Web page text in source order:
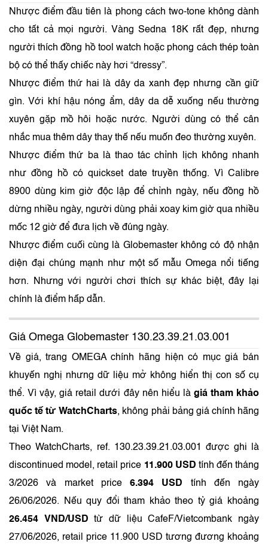
Nhược điểm đầu tiên là phong cách two-tone không dành
cho tất cả mọi người. Vàng Sedna 18K rất đẹp, nhưng
người thích đồng hồ tool watch hoặc phong cách thép toàn
bộ có thể thấy chiếc này hơi “dressy”.
Nhược điểm thứ hai là dây da xanh đẹp nhưng cần giữ
gìn. Với khí hậu nóng ẩm, dây da dễ xuống nếu thường
xuyên gặp mồ hôi hoặc nước. Người dùng có thể cân
nhắc mua thêm dây thay thế nếu muốn đeo thường xuyên.
Nhược điểm thứ ba là thao tác chỉnh lịch không nhanh
như đồng hồ có quickset date truyền thống. Vì Calibre
8900 dùng kim giờ độc lập để chỉnh ngày, nếu đồng hồ
dừng nhiều ngày, người dùng phải xoay kim giờ qua nhiều
mốc 12 giờ để đưa lịch về đúng ngày.
Nhược điểm cuối cùng là Globemaster không có độ nhận
diện đại chúng mạnh như một số mẫu Omega nổi tiếng
hơn. Nhưng với người chơi thích sự khác biệt, đây lại
chính là điểm hấp dẫn.
Giá Omega Globemaster 130.23.39.21.03.001
Về giá, trang OMEGA chính hãng hiện có mục giá bán
khuyến nghị nhưng dữ liệu mở không hiển thị con số cụ
thể. Vì vậy, giá retail dưới đây nên hiểu là giá tham khảo
quốc tế từ WatchCharts, không phải bảng giá chính hãng
tại Việt Nam.
Theo WatchCharts, ref. 130.23.39.21.03.001 được ghi là
discontinued model, retail price 11.900 USD tính đến tháng
3/2026 và market price 6.394 USD tính đến ngày
26/06/2026. Nếu quy đổi tham khảo theo tỷ giá khoảng
26.454 VND/USD từ dữ liệu CafeF/Vietcombank ngày
27/06/2026, retail price 11.900 USD tương đương khoảng